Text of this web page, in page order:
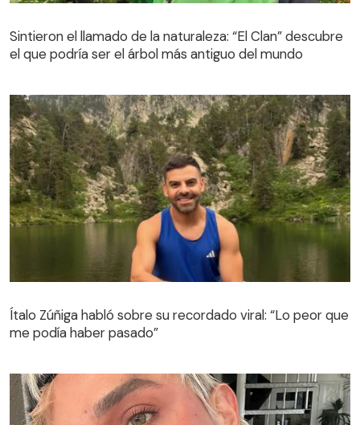
el que podría ser el árbol más antiguo del mundo
Sintieron el llamado de la naturaleza: “El Clan” descubre
el que podría ser el árbol más antiguo del mundo
Ítalo Zúñiga habló sobre su recordado viral: “Lo peor que
me podía haber pasado”